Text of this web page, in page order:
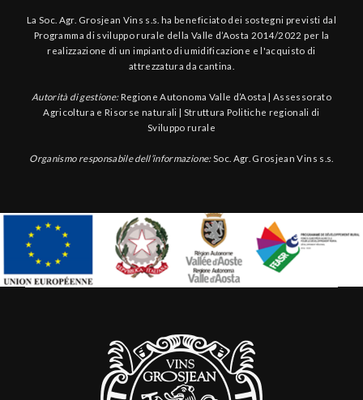
La Soc. Agr. Grosjean Vins s.s. ha beneficiato dei sostegni previsti dal
Programma di sviluppo rurale della Valle d’Aosta 2014/2022 per la
realizzazione di un impianto di umidificazione e l'acquisto di
attrezzatura da cantina.
Autorità di gestione:Regione Autonoma Valle d’Aosta | Assessorato
Agricoltura e Risorse naturali | Struttura Politiche regionali di
Sviluppo rurale
Organismo responsabile dell’informazione:Soc. Agr. Grosjean Vins s.s.